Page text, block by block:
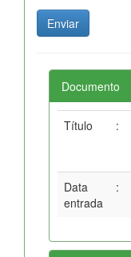
Documento
Título :
Data
entrada
: